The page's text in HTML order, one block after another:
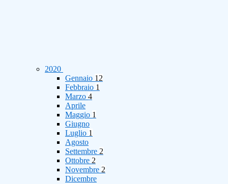
2020
Gennaio 12
Febbraio 1
Marzo 4
Aprile
Maggio 1
Giugno
Luglio 1
Agosto
Settembre 2
Ottobre 2
Novembre 2
Dicembre